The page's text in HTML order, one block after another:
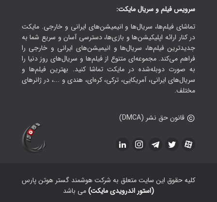
سرویس فیلم و سریال مایکت:
تماشای فیلم‌ها، سریال‌ها و انیمیشن‌های ایرانی و خارجی. مایکت
در کنار ارائه اپلیکیشن‌ها و بازی‌ها، دسترسی آسان و سریع شما به
جدیدترین فیلم‌ها، سریال‌ها و انیمیشن‌های ایرانی و خارجی را
فراهم می‌کند. مجموعه‌ای متنوع از فیلم‌ها و سریال‌های روز دنیا را
به صورت دوبله‌شده در مایکت تماشا کنید. بهترین فیلم‌ها و
سریال‌های ایرانی، آمریکایی، ترکی، کره‌ای، هندی و ...، در ژانرهای
مختلف.
قانون حق نشر (DMCA)
کلیه حقوق این سایت متعلق به شرکت هوشمند گستر هوتن پارس
(استور اندرویدی مایکت)می باشد